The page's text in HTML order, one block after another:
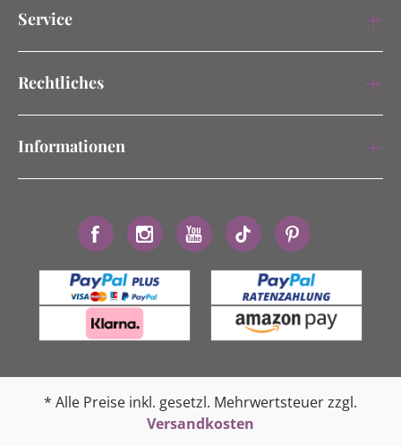
Service
Rechtliches
Informationen
* Alle Preise inkl. gesetzl. Mehrwertsteuer zzgl.
Versandkosten